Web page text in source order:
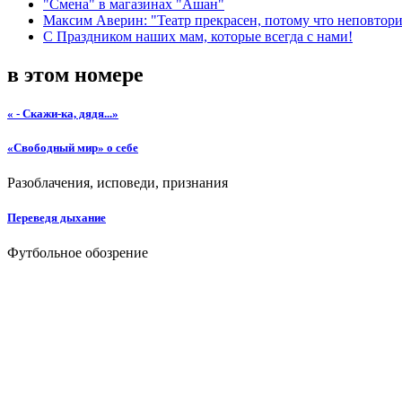
"Смена" в магазинах "Ашан"
Максим Аверин: "Театр прекрасен, потому что
С Праздником наших мам, которые всегда с нами!
в этом номере
« - Скажи-ка, дядя...»
«Свободный мир» о себе
Разоблачения, исповеди, признания
Переведя дыхание
Футбольное обозрение